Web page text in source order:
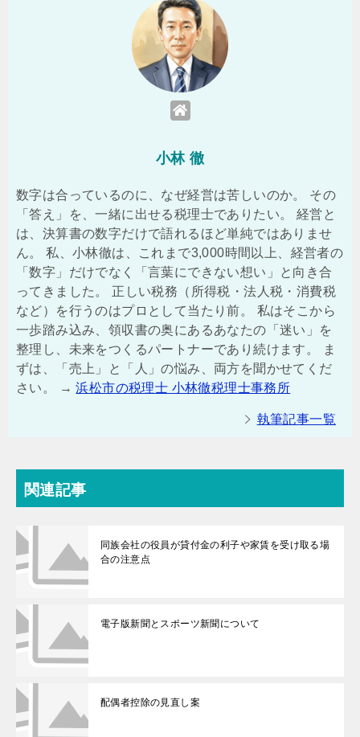
小林 徹
数字は合っているのに、なぜ経営は苦しいのか。 その
「答え」を、一緒に出せる税理士でありたい。 経営と
は、決算書の数字だけで語れるほど単純ではありませ
ん。 私、小林徹は、これまで3,000時間以上、経営者の
「数字」だけでなく「言葉にできない想い」と向き合
ってきました。 正しい税務（所得税・法人税・消費税
など）を行うのはプロとして当たり前。 私はそこから
一歩踏み込み、領収書の奥にあるあなたの「迷い」を
整理し、未来をつくるパートナーであり続けます。 ま
ずは、「売上」と「人」の悩み、両方を聞かせてくだ
さい。 →浜松市の税理士 小林徹税理士事務所
執筆記事一覧
関連記事
同族会社の役員が貸付金の利子や家賃を受け取る場
合の注意点
電子版新聞とスポーツ新聞について
配偶者控除の見直し案